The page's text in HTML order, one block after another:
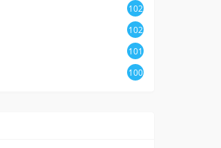
102
102
101
100